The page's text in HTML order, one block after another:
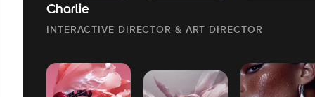
Charlie
INTERACTIVE DIRECTOR & ART DIRECTOR